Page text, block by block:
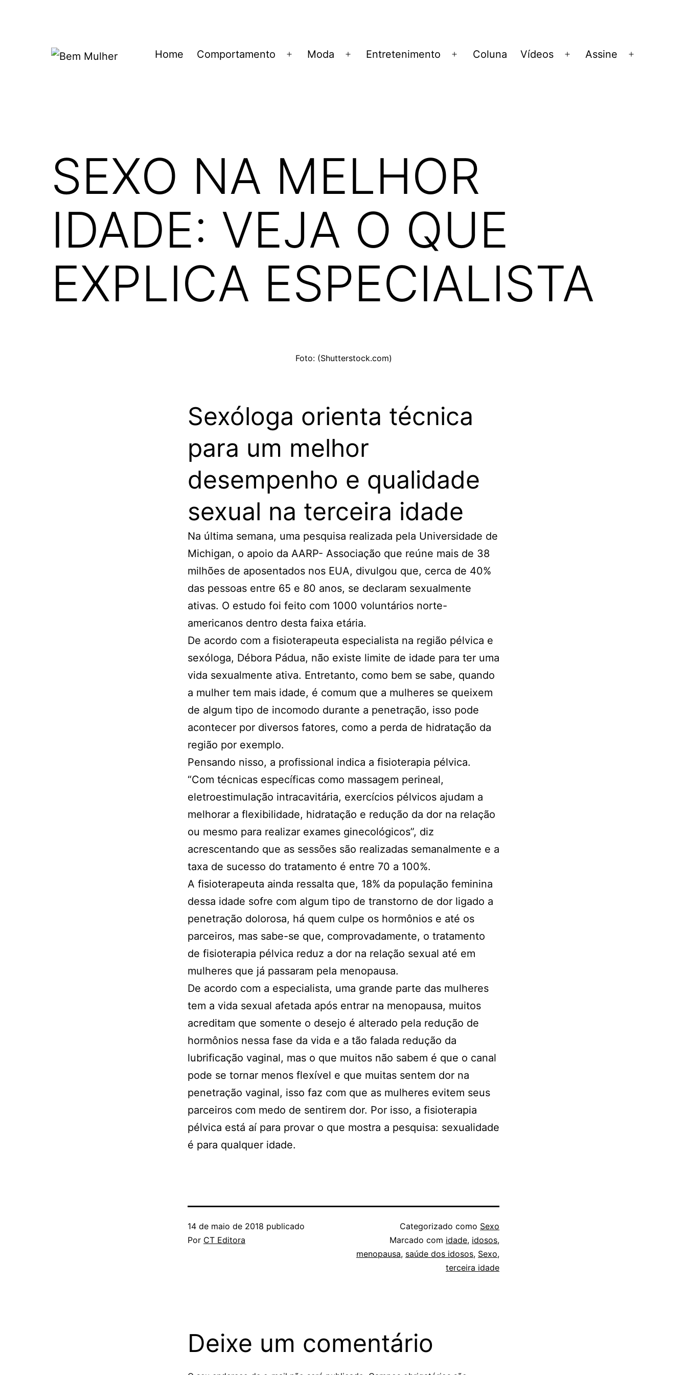
Home Comportamento
Abrir
Moda
Abrir
Entretenimento
Abrir
Coluna Vídeos
Abrir
Assine
SEXO NA MELHOR
IDADE: VEJA O QUE
EXPLICA ESPECIALISTA
Foto: (Shutterstock.com)
Sexóloga orienta técnica
para um melhor
desempenho e qualidade
sexual na terceira idade
Na última semana, uma pesquisa realizada pela Universidade de
Michigan, o apoio da AARP- Associação que reúne mais de 38
milhões de aposentados nos EUA, divulgou que, cerca de 40%
das pessoas entre 65 e 80 anos, se declaram sexualmente
ativas. O estudo foi feito com 1000 voluntários norte-
americanos dentro desta faixa etária.
De acordo com a fisioterapeuta especialista na região pélvica e
sexóloga, Débora Pádua, não existe limite de idade para ter uma
vida sexualmente ativa. Entretanto, como bem se sabe, quando
a mulher tem mais idade, é comum que a mulheres se queixem
de algum tipo de incomodo durante a penetração, isso pode
acontecer por diversos fatores, como a perda de hidratação da
região por exemplo.
Pensando nisso, a profissional indica a fisioterapia pélvica.
“Com técnicas específicas como massagem perineal,
eletroestimulação intracavitária, exercícios pélvicos ajudam a
melhorar a flexibilidade, hidratação e redução da dor na relação
ou mesmo para realizar exames ginecológicos”, diz
acrescentando que as sessões são realizadas semanalmente e a
taxa de sucesso do tratamento é entre 70 a 100%.
A fisioterapeuta ainda ressalta que, 18% da população feminina
dessa idade sofre com algum tipo de transtorno de dor ligado a
penetração dolorosa, há quem culpe os hormônios e até os
parceiros, mas sabe-se que, comprovadamente, o tratamento
de fisioterapia pélvica reduz a dor na relação sexual até em
mulheres que já passaram pela menopausa.
De acordo com a especialista, uma grande parte das mulheres
tem a vida sexual afetada após entrar na menopausa, muitos
acreditam que somente o desejo é alterado pela redução de
hormônios nessa fase da vida e a tão falada redução da
lubrificação vaginal, mas o que muitos não sabem é que o canal
pode se tornar menos flexível e que muitas sentem dor na
penetração vaginal, isso faz com que as mulheres evitem seus
parceiros com medo de sentirem dor. Por isso, a fisioterapia
pélvica está aí para provar o que mostra a pesquisa: sexualidade
é para qualquer idade.
14 de maio de 2018 publicado
Por CT Editora
Categorizado como Sexo
Marcado com idade, idosos,
menopausa, saúde dos idosos, Sexo,
terceira idade
Deixe um comentário